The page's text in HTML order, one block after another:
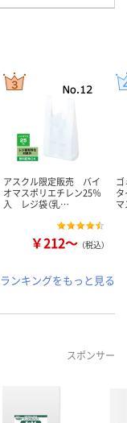
アスクル限定販売 バイ
オマスポリエチレン25％
入 レジ袋（乳…
￥212～ （税込）
ランキングをもっと見る
スポンサー